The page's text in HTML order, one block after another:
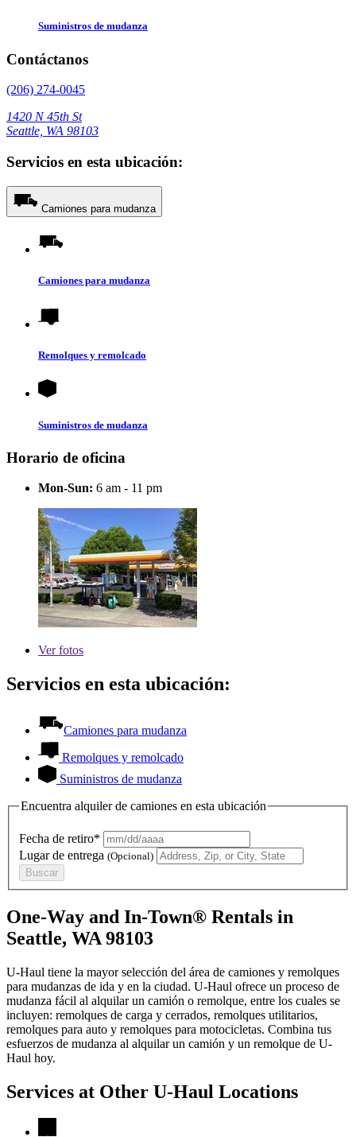
Suministros de mudanza
Contáctanos
(206) 274-0045
1420 N 45th St
Seattle, WA 98103
Servicios en esta ubicación:
Camiones para mudanza
Camiones para mudanza
Remolques y remolcado
Suministros de mudanza
Horario de oficina
Mon-Sun: 6 am - 11 pm
Verfotos
Servicios en esta ubicación:
Camiones para mudanza
Remolques y remolcado
Suministros de mudanza
Encuentra alquiler de camiones en esta ubicación
Fecha de retiro*
Lugar de entrega (Opcional)
Buscar
One-Way and In-Town® Rentals in
Seattle, WA 98103
U-Haul tiene la mayor selección del área de camiones y remolques
para mudanzas de ida y en la ciudad. U-Haul ofrece un proceso de
mudanza fácil al alquilar un camión o remolque, entre los cuales se
incluyen: remolques de carga y cerrados, remolques utilitarios,
remolques para auto y remolques para motocicletas. Combina tus
esfuerzos de mudanza al alquilar un camión y un remolque de U-
Haul hoy.
Services at Other U-Haul Locations